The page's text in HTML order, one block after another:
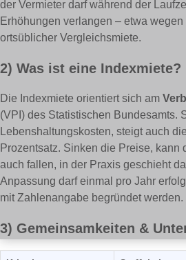
der Vermieter darf während der
Erhöhungen verlangen – etwa
ortsüblicher Vergleichsmiete.
2) Was ist eine Indexmiete?
Die Indexmiete orientiert sich am
(VPI) des Statistischen Bundesamts.
Lebenshaltungskosten, steigt auch
Prozentsatz. Sinken die Preise, kann
auch fallen, in der Praxis geschieht
Anpassung darf einmal pro Jahr
mit Zahlenangabe begründet werden.
3) Gemeinsamkeiten &